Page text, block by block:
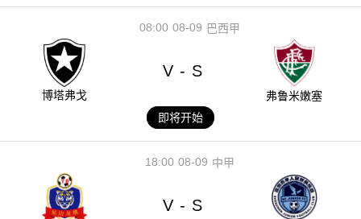
08-09
08:00 巴西甲
博塔弗戈
V - S
弗鲁米嫩塞
即将开始
08-09
18:00 中甲
V - S